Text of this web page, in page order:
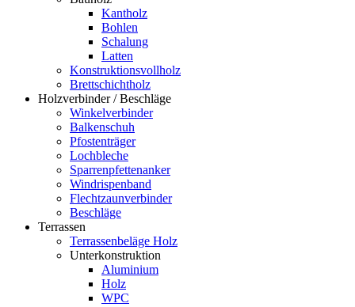
Kantholz
Bohlen
Schalung
Latten
Konstruktionsvollholz
Brettschichtholz
Holzverbinder / Beschläge
Winkelverbinder
Balkenschuh
Pfostenträger
Lochbleche
Sparrenpfettenanker
Windrispenband
Flechtzaunverbinder
Beschläge
Terrassen
Terrassenbeläge Holz
Unterkonstruktion
Aluminium
Holz
WPC